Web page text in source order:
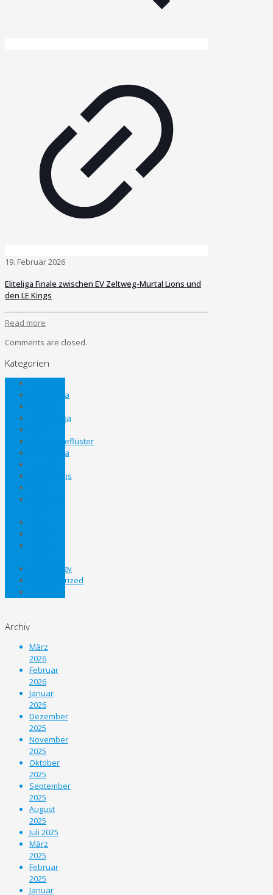
19. Februar 2026
Eliteliga Finale zwischen EV Zeltweg-Murtal Lions und
den LE Kings
Read more
Comments are closed.
Kategorien
Bezirksliga
Gebietsliga
Kabinengeflüster
Landesliga
Nachwuchs
Technology
Uncategorized
Archiv
März
2026
Februar
2026
Januar
2026
Dezember
2025
November
2025
Oktober
2025
September
2025
August
2025
Juli 2025
März
2025
Februar
2025
Januar